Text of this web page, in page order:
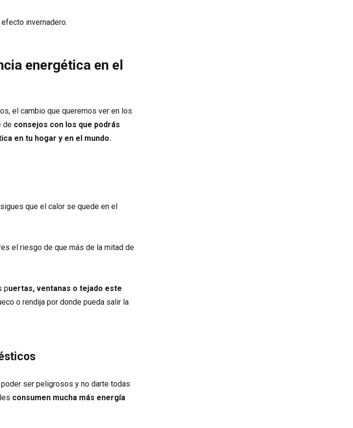
invernadero.
energética en el
el cambio que queremos ver en los
de consejos con los que podrás
en tu hogar y en el mundo.
que el calor se quede en el
el riesgo de que más de la mitad de
puertas, ventanas o tejado este
o rendija por donde pueda salir la
ser peligrosos y no darte todas
consumen mucha más energía